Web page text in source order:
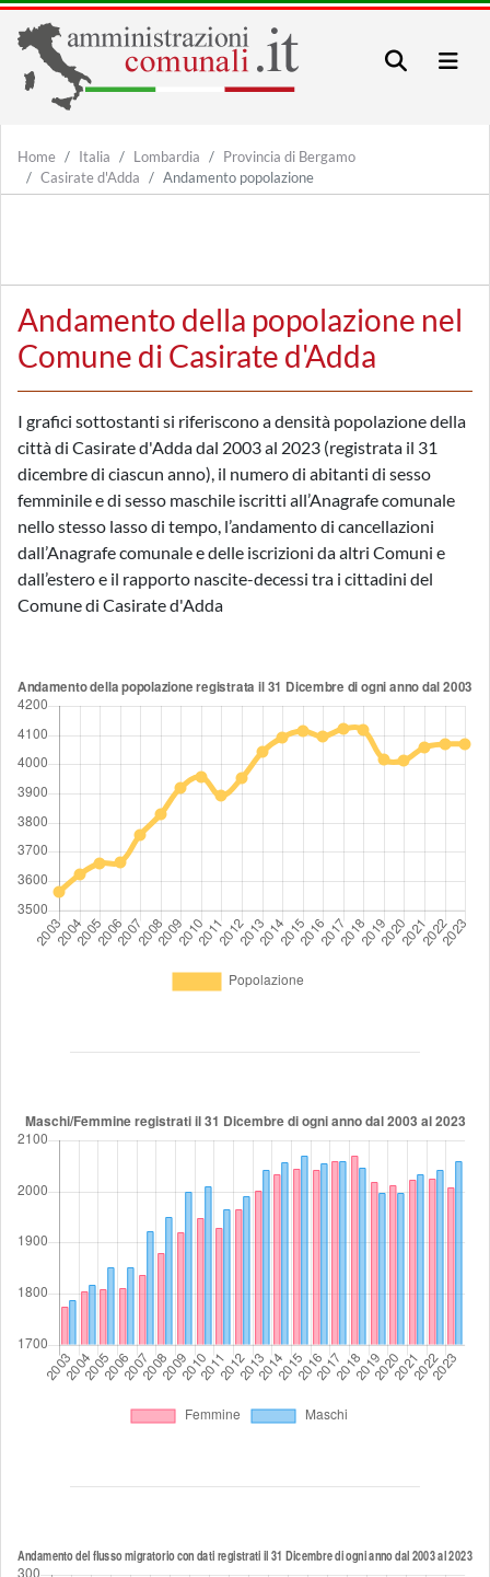
Home Italia Lombardia
Provincia di Bergamo
Casirate d'Adda
Andamento popolazione
Andamento della popolazione nel
Comune di Casirate d'Adda
I grafici sottostanti si riferiscono a densità popolazione della
città di Casirate d'Adda dal 2003 al 2023 (registrata il 31
dicembre di ciascun anno), il numero di abitanti di sesso
femminile e di sesso maschile iscritti all’Anagrafe comunale
nello stesso lasso di tempo, l’andamento di cancellazioni
dall’Anagrafe comunale e delle iscrizioni da altri Comuni e
dall’estero e il rapporto nascite-decessi tra i cittadini del
Comune di Casirate d'Adda